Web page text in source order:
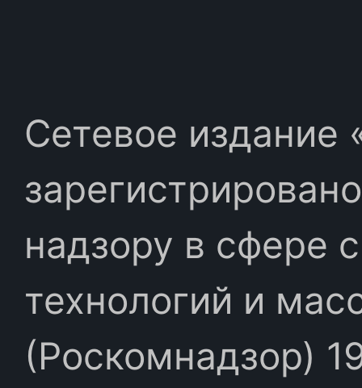
Сетевое издание
надзору в сфере
технологий и
(Роскомнадзор)